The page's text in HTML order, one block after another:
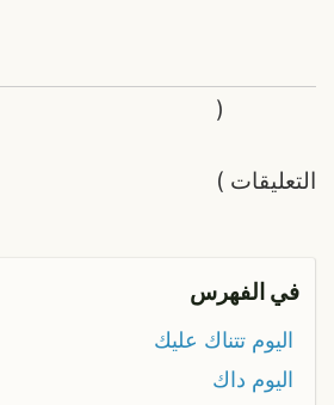
التعليقات
(
)
في الفهرس
اليوم تتناك عليك
اليوم داك